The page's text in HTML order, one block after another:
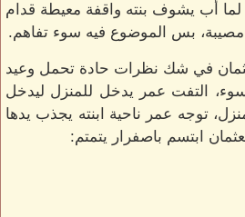
أب يشوف بنته واقفة معيطة قدام
بس الموضوع فيه سوء تفاهم.
في شك نظرات حادة تحمل وعيد
التفت عمر يدخل للمنزل ليدخل
توجه عمر ناحية ابنته يجذب يدها
ابتسم باصفرار يتمتم: